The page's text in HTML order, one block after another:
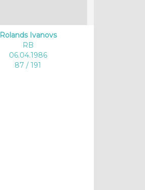
Rolands Ivanovs
RB
06.04.1986
87 / 191